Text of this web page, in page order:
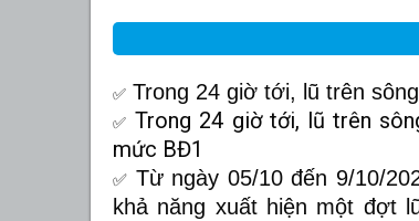
✅ Trong 24 giờ tới, lũ trên
✅ Trong 24 giờ tới, lũ trên
mức BĐ1
✅ Từ ngày 05/10 đến 9/10/
khả năng xuất hiện một đợt